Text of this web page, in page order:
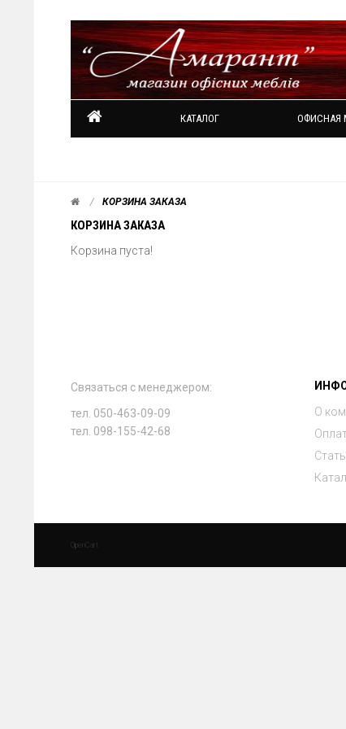
КАТАЛОГ ОФИСНАЯ
КОРЗИНА ЗАКАЗА
КОРЗИНА ЗАКАЗА
Корзина пуста!
Связаться с менеджером:
тел. 050-463-09-09
тел. 098-155-42-68
О
OpenCart